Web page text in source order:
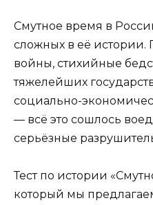
Смутное время в
сложных в её истории.
войны, стихийные
тяжелейших
социально-
— всё это сошлось
серьёзные
Тест по истории
который мы